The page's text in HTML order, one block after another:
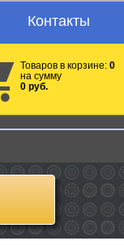
Контакты
Товаров в корзине: 0
на сумму
0 руб.